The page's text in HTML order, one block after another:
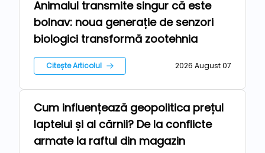
Tehnologii
Animalul transmite singur că este
bolnav: noua generație de senzori
biologici transformă zootehnia
Citește Articolul 2026 August 07
Stiri
Cum influențează geopolitica prețul
laptelui și al cărnii? De la conflicte
armate la raftul din magazin